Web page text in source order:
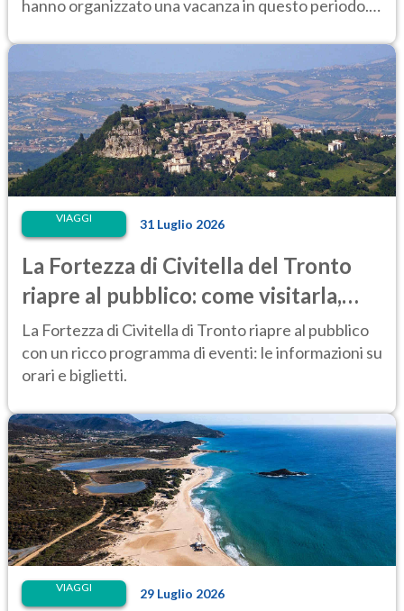
hanno organizzato una vacanza in questo periodo.
VIAGGI 31 Luglio 2026
La Fortezza di Civitella del Tronto
riapre al pubblico: come visitarla,
anche di notte
La Fortezza di Civitella di Tronto riapre al pubblico
con un ricco programma di eventi: le informazioni su
orari e biglietti.
VIAGGI 29 Luglio 2026